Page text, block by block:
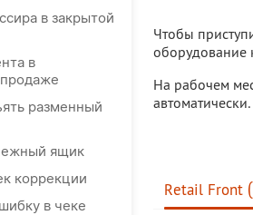
в закрытой
в
разменный
ящик
коррекции
в чеке
Чтобы
оборудование
На рабочем
автоматически.
Retail Front